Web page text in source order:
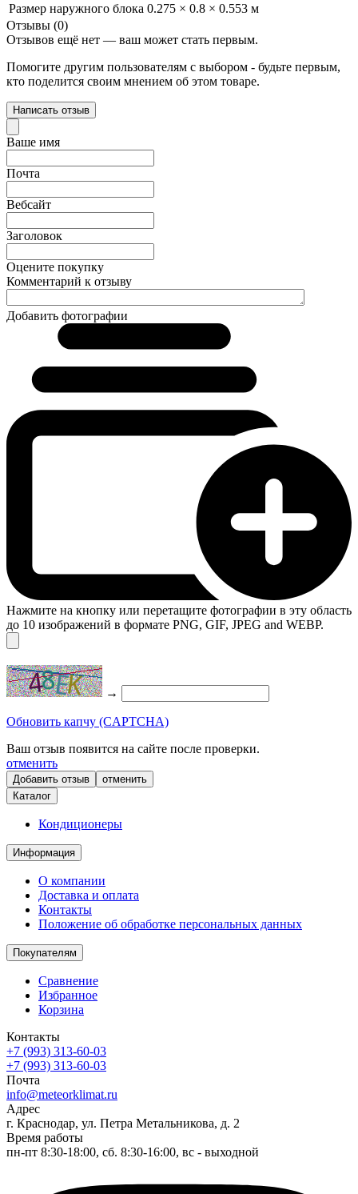
Размер наружного блока 0.275 × 0.8 × 0.553 м
Отзывы (0)
Отзывов ещё нет — ваш может стать первым.
Помогите другим пользователям с выбором - будьте первым,
кто поделится своим мнением об этом товаре.
Написать отзыв
Ваше имя
Почта
Вебсайт
Заголовок
Оцените покупку
Комментарий к отзыву
Добавить фотографии
Нажмите на кнопку или перетащите фотографии в эту область
до 10 изображений в формате PNG, GIF, JPEG and WEBP.
→
Обновить капчу (CAPTCHA)
Ваш отзыв появится на сайте после проверки.
отменить
отменить
Каталог
Кондиционеры
Информация
О компании
Доставка и оплата
Контакты
Положение об обработке персональных данных
Покупателям
Сравнение
Избранное
Корзина
Контакты
+7 (993) 313-60-03
+7 (993) 313-60-03
Почта
info@meteorklimat.ru
Адрес
г. Краснодар, ул. Петра Метальникова, д. 2
Время работы
пн-пт 8:30-18:00, сб. 8:30-16:00, вс - выходной